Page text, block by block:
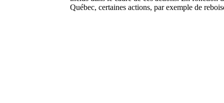
Québec, certaines actions, par exemple de